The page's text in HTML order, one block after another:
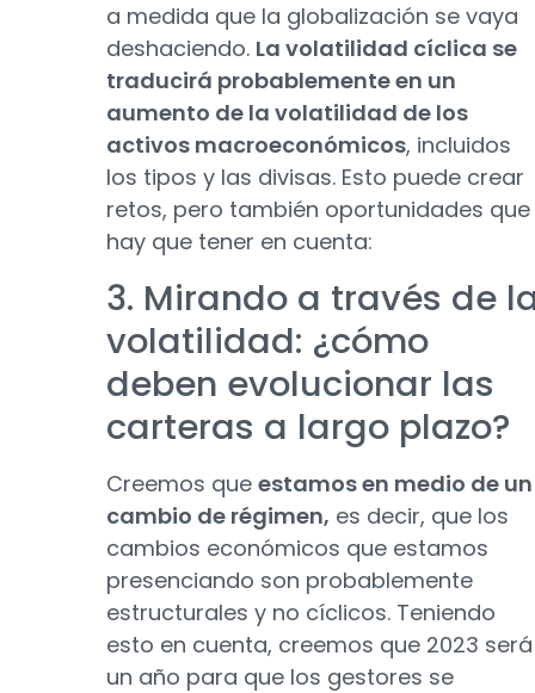
a medida que la globalización se vaya
deshaciendo. La volatilidad cíclica se
traducirá probablemente en un
aumento de la volatilidad de los
activos macroeconómicos, incluidos
los tipos y las divisas. Esto puede crear
retos, pero también oportunidades que
hay que tener en cuenta:
3. Mirando a través de
volatilidad: ¿cómo
deben evolucionar las
carteras a largo plazo?
Creemos que estamos en medio de un
cambio de régimen, es decir, que los
cambios económicos que estamos
presenciando son probablemente
estructurales y no cíclicos. Teniendo
esto en cuenta, creemos que 2023 será
un año para que los gestores se